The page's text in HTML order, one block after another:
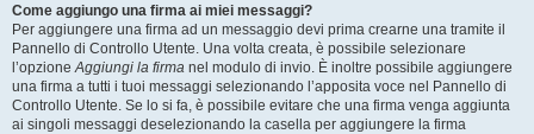
Come aggiungo una firma ai miei messaggi?
Per aggiungere una firma ad un messaggio devi prima crearne una tramite il
Pannello di Controllo Utente. Una volta creata, è possibile selezionare
l’opzioneAggiungi la firma nel modulo di invio. È inoltre possibile aggiungere
una firma a tutti i tuoi messaggi selezionando l’apposita voce nel Pannello di
Controllo Utente. Se lo si fa, è possibile evitare che una firma venga aggiunta
ai singoli messaggi deselezionando la casella per aggiungere la firma